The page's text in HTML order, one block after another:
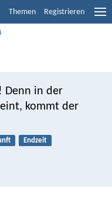
Themen Registrieren
Denn in der
kommt der
Endzeit